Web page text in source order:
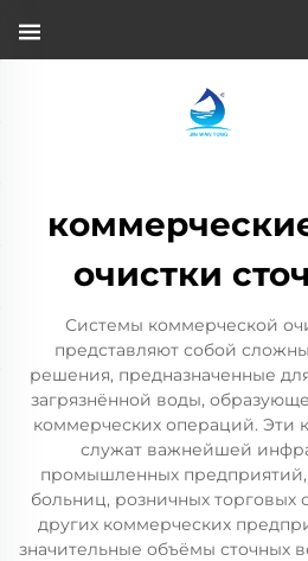
очистки
Системы коммерческой
представляют собой
решения, предназначенные
загрязнённой воды,
коммерческих операций. Эти
служат важнейшей
промышленных предприятий,
больниц, розничных торговых
других коммерческих
значительные объёмы сточных